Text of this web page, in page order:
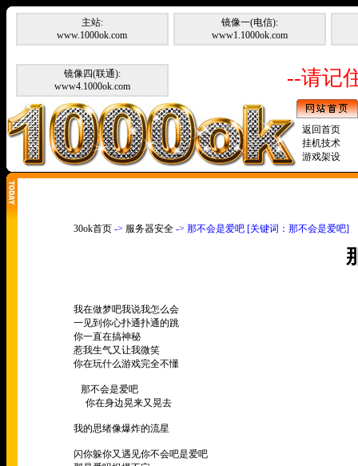
主站:
www.1000ok.com
镜像一(电信):
www1.1000ok.com
镜像四(联通):
www4.1000ok.com
--请记
返回首页
挂机技术
游戏架设
30ok首页 -> 服务器安全 -> 那不会是爱吧 [关键词：那不会是爱吧]
我在做梦吧我说我怎么会
一见到你心扑通扑通的跳
你一直在搞神秘
惹我生气又让我微笑
你在玩什么游戏完全不懂
那不会是爱吧
你在身边晃来又晃去
我的思绪像爆炸的流星
闪你躲你又遇见你不会吧是爱吧